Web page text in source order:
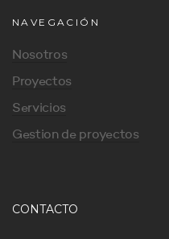
NAVEGACIÓN
Nosotros
Proyectos
Servicios
Gestion de proyectos
CONTACTO